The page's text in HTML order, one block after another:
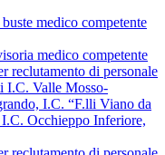
medico competente
medico competente
reclutamento di personale
Valle Mosso-
I.C. “F.lli Viano da
Occhieppo Inferiore,